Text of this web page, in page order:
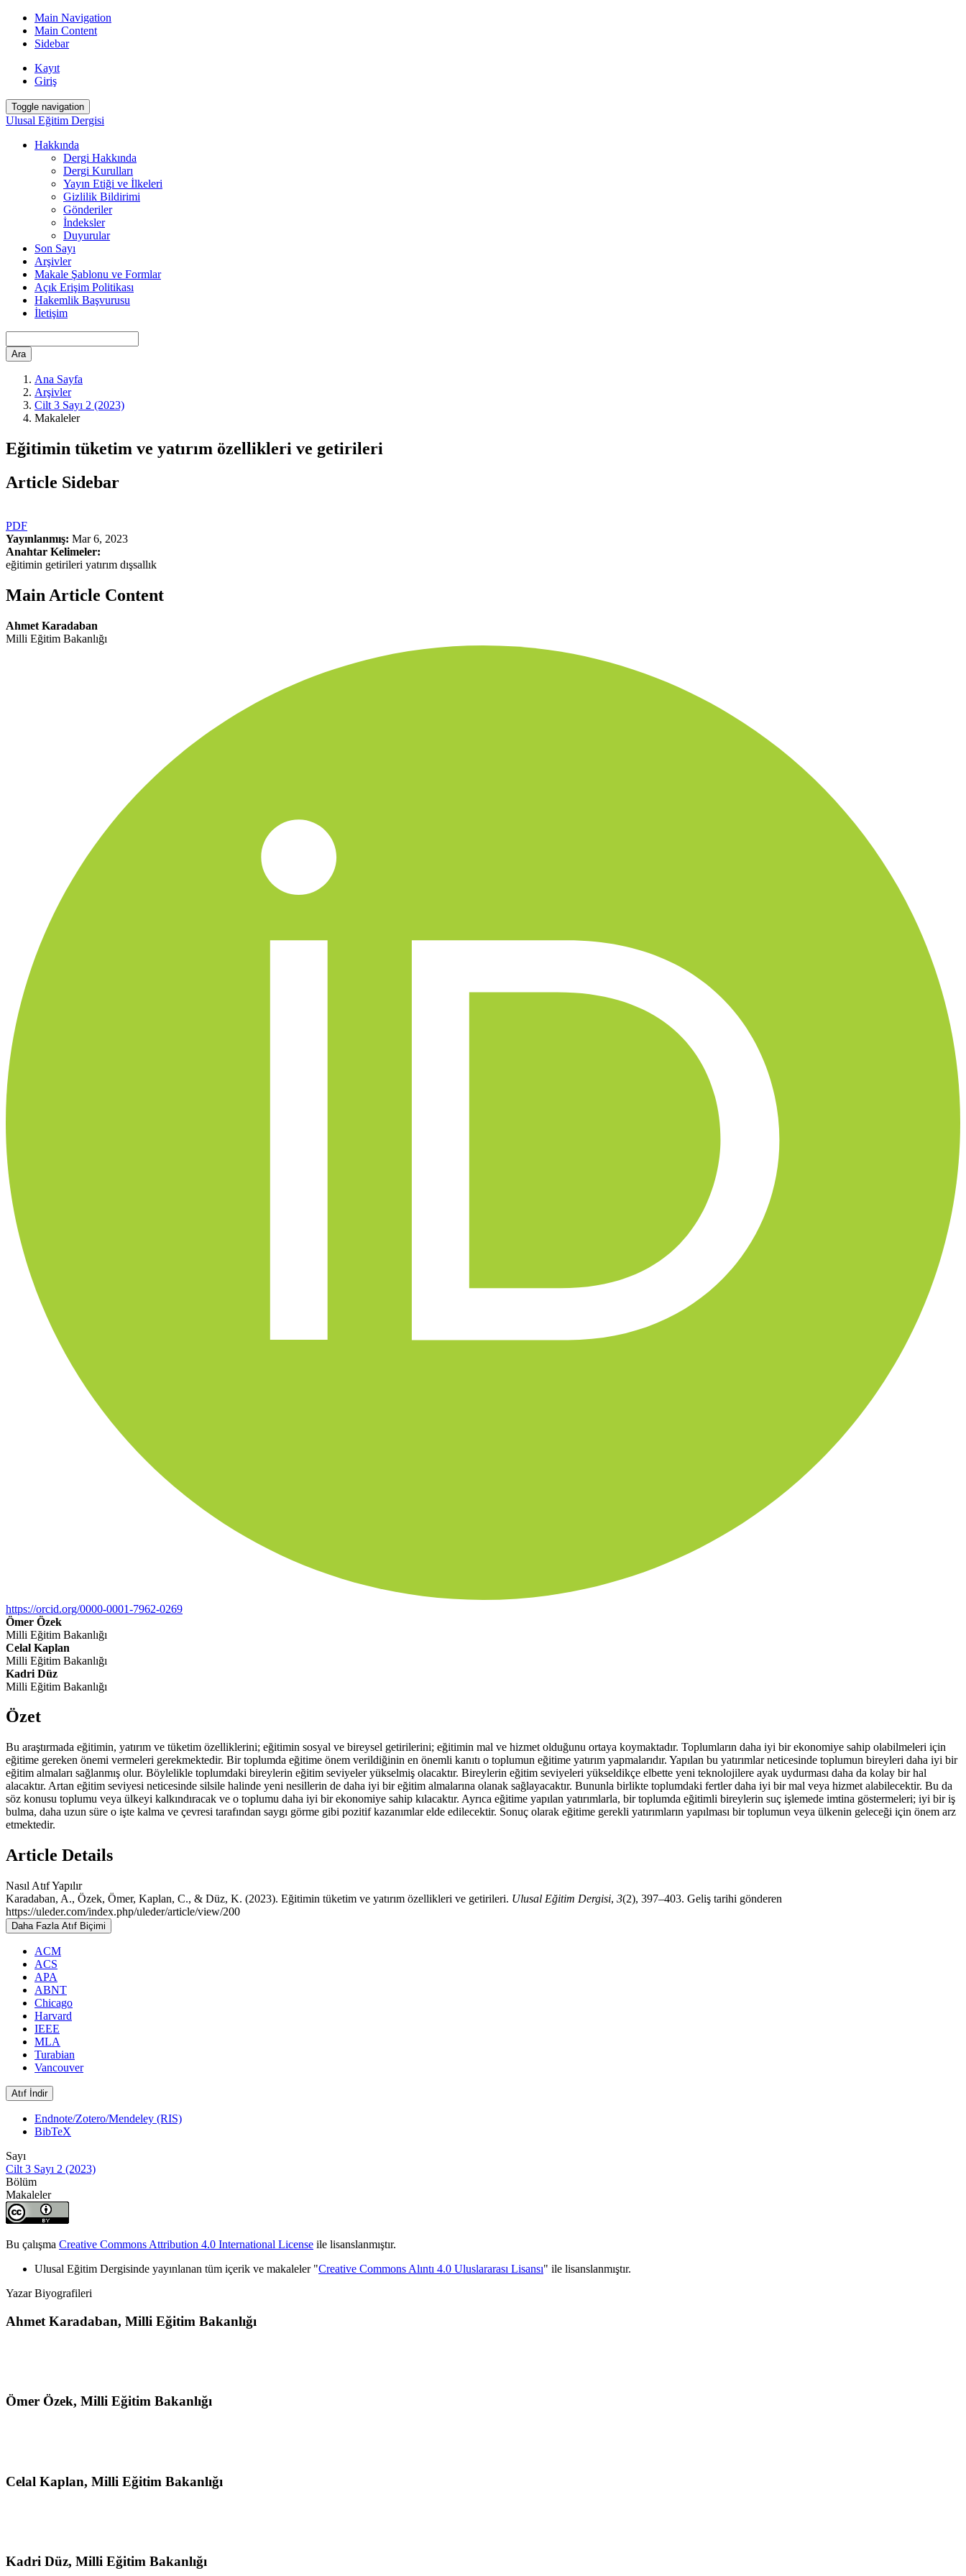
Main Navigation
Main Content
Sidebar
Kayıt
Giriş
Toggle navigation
Ulusal Eğitim Dergisi
Hakkında
Dergi Hakkında
Dergi Kurulları
Yayın Etiği ve İlkeleri
Gizlilik Bildirimi
Gönderiler
İndeksler
Duyurular
Son Sayı
Arşivler
Makale Şablonu ve Formlar
Açık Erişim Politikası
Hakemlik Başvurusu
İletişim
Ara
Ana Sayfa
Arşivler
Cilt 3 Sayı 2 (2023)
Makaleler
Eğitimin tüketim ve yatırım özellikleri ve getirileri
Article Sidebar
PDF
Yayınlanmış: Mar 6, 2023
Anahtar Kelimeler:
eğitimin getirileri yatırım dışsallık
Main Article Content
Ahmet Karadaban
Milli Eğitim Bakanlığı
https://orcid.org/0000-0001-7962-0269
Ömer Özek
Milli Eğitim Bakanlığı
Celal Kaplan
Milli Eğitim Bakanlığı
Kadri Düz
Milli Eğitim Bakanlığı
Özet
Bu araştırmada eğitimin, yatırım ve tüketim özelliklerini; eğitimin sosyal ve bireysel getirilerini; eğitimin mal ve hizmet olduğunu ortaya koymaktadır. Toplumların daha iyi bir ekonomiye sahip olabilmeleri için
eğitime gereken önemi vermeleri gerekmektedir. Bir toplumda eğitime önem verildiğinin en önemli kanıtı o toplumun eğitime yatırım yapmalarıdır. Yapılan bu yatırımlar neticesinde toplumun bireyleri daha iyi bir
eğitim almaları sağlanmış olur. Böylelikle toplumdaki bireylerin eğitim seviyeler yükselmiş olacaktır. Bireylerin eğitim seviyeleri yükseldikçe elbette yeni teknolojilere ayak uydurması daha da kolay bir hal
alacaktır. Artan eğitim seviyesi neticesinde silsile halinde yeni nesillerin de daha iyi bir eğitim almalarına olanak sağlayacaktır. Bununla birlikte toplumdaki fertler daha iyi bir mal veya hizmet alabilecektir. Bu da
söz konusu toplumu veya ülkeyi kalkındıracak ve o toplumu daha iyi bir ekonomiye sahip kılacaktır. Ayrıca eğitime yapılan yatırımlarla, bir toplumda eğitimli bireylerin suç işlemede imtina göstermeleri; iyi bir iş
bulma, daha uzun süre o işte kalma ve çevresi tarafından saygı görme gibi pozitif kazanımlar elde edilecektir. Sonuç olarak eğitime gerekli yatırımların yapılması bir toplumun veya ülkenin geleceği için önem arz
etmektedir.
Article Details
Nasıl Atıf Yapılır
Karadaban, A., Özek, Ömer, Kaplan, C., & Düz, K. (2023). Eğitimin tüketim ve yatırım özellikleri ve getirileri. Ulusal Eğitim Dergisi, 3(2), 397–403. Geliş tarihi gönderen
https://uleder.com/index.php/uleder/article/view/200
Daha Fazla Atıf Biçimi
ACM
ACS
APA
ABNT
Chicago
Harvard
IEEE
MLA
Turabian
Vancouver
Atıf İndir
Endnote/Zotero/Mendeley (RIS)
BibTeX
Sayı
Cilt 3 Sayı 2 (2023)
Bölüm
Makaleler
Bu çalışma Creative Commons Attribution 4.0 International License ile lisanslanmıştır.
Ulusal Eğitim Dergisinde yayınlanan tüm içerik ve makaleler "Creative Commons Alıntı 4.0 Uluslararası Lisansı" ile lisanslanmıştır.
Yazar Biyografileri
Ahmet Karadaban, Milli Eğitim Bakanlığı
Ömer Özek, Milli Eğitim Bakanlığı
Celal Kaplan, Milli Eğitim Bakanlığı
Kadri Düz, Milli Eğitim Bakanlığı